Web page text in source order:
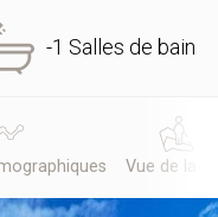
-1 Salles de bain
Vue de la